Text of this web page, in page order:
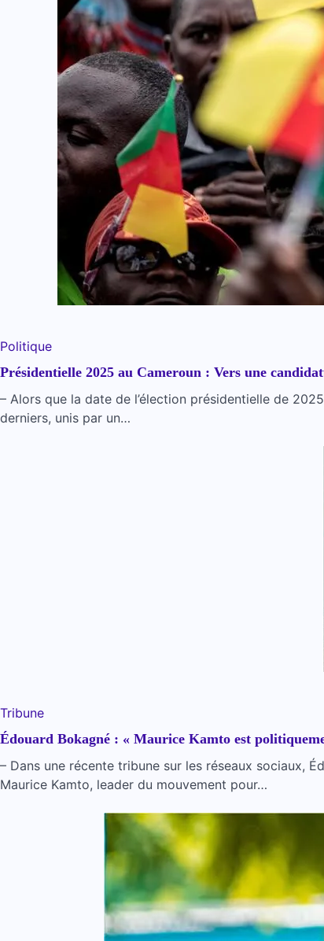
Politique
Présidentielle 2025 au Cameroun : Vers une
– Alors que la date de l’élection présidentielle de
derniers, unis par un…
Tribune
Édouard Bokagné : « Maurice Kamto est
– Dans une récente tribune sur les réseaux sociaux,
Maurice Kamto, leader du mouvement pour…